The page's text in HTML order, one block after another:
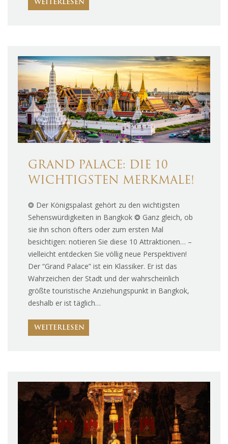
WEITERLESEN
GRAND PALACE: DIE 10
WICHTIGSTEN MERKMALE!
❂ Der Königspalast gehört zu den wichtigsten
Sehenswürdigkeiten in Bangkok ❂ Ganz gleich, ob
sie ihn schon öfters oder zum ersten Mal
besichtigen: notieren Sie diese 10 Attraktionen… –
vielleicht entdecken Sie völlig neue Perspektiven!
Der “Grand Palace” ist ein Klassiker. Er ist das
Wahrzeichen der Stadt und der wahrscheinlich
größte touristische Anziehungspunkt in Bangkok,
deshalb er ist täglich…
WEITERLESEN